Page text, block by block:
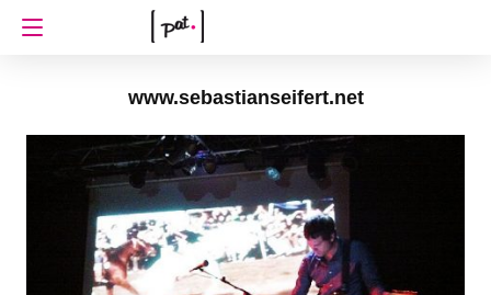
www.sebastianseifert.net